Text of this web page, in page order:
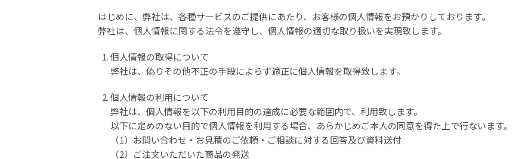
はじめに、弊社は、各種サービスのご提供にあたり、お客様の個人情報をお預かりしております。
弊社は、個人情報に関する法令を遵守し、個人情報の適切な取り扱いを実現致します。
個人情報の取得について
弊社は、偽りその他不正の手段によらず適正に個人情報を取得致します。
個人情報の利用について
弊社は、個人情報を以下の利用目的の達成に必要な範囲内で、利用致します。
以下に定めのない目的で個人情報を利用する場合、あらかじめご本人の同意を得た上で行ないます。
（1）お問い合わせ・お見積のご依頼・ご相談に対する回答及び資料送付
（2）ご注文いただいた商品の発送